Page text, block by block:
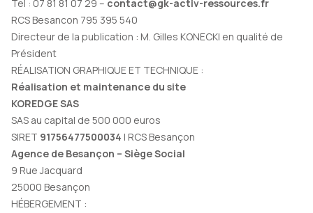
Tel : 07 81 81 07 29 – contact@gk-activ-ressources.fr
RCS Besancon 795 395 540
Directeur de la publication : M. Gilles KONECKI en qualité de
Président
RÉALISATION GRAPHIQUE ET TECHNIQUE :
Réalisation et maintenance du site
KOREDGE SAS
SAS au capital de 500 000 euros
SIRET 91756477500034 | RCS Besançon
Agence de Besançon – Siège Social
9 Rue Jacquard
25000 Besançon
HÉBERGEMENT :